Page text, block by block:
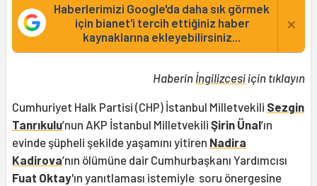
Haberlerimizi Google'da daha sık görmek
için bianet'i tercih ettiğiniz haber
kaynaklarına ekleyebilirsiniz...
×
Haberin İngilizcesiiçin tıklayın
Cumhuriyet Halk Partisi (CHP) İstanbul Milletvekili Sezgin
Tanrıkulu’nun AKP İstanbul Milletvekili Şirin Ünal’ın
evinde şüpheli şekilde yaşamını yitiren Nadira
Kadirova’nın ölümüne dair Cumhurbaşkanı Yardımcısı
Fuat Oktay'ın yanıtlaması istemiyle soru önergesine